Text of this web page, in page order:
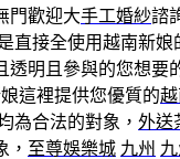
門歡迎大手工婚紗諮
直接全使用越南新娘
明且參與的您想
這裡提供您優質的
為合法的對象， 外送
， 至尊娛樂城 九州